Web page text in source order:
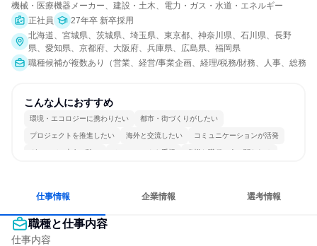
機械・医療機器メーカー、建設・土木、電力・ガス・水道・エネルギー
正社員
27年卒 新卒採用
北海道、宮城県、茨城県、埼玉県、東京都、神奈川県、石川県、長野
県、愛知県、京都府、大阪府、兵庫県、広島県、福岡県
職種候補が複数あり（営業、経営/事業企画、経理/税務/財務、人事、総務
こんな人におすすめ
環境・エコロジーに携わりたい 都市・街づくりがしたい
プロジェクトを推進したい 海外と交流したい コミュニケーションが活発
グローバル志向が強い チームワークを重視 多様な職種の人と関われる
仕事情報 企業情報 選考情報
職種と仕事内容
仕事内容